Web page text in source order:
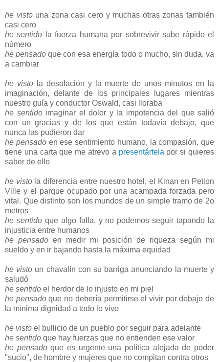
he vistouna zona casi cero y muchas otras zonas también
casi cero
he sentido la fuerza humana por sobrevivir sube rápido el
número
he pensado que con esa energía todo o mucho, sin duda, va
a cambiar
he vistola desolación y la muerte de unos minutos en la
imaginación, delante de los principales lugares mientras
nuestro guía y conductor Oswald, casi lloraba
he sentidoimaginar el dolor y la impotencia del que salió
con un gracias y de los que están todavía debajo, que
nunca las pudieron dar
he pensado en ese sentimiento humano, la compasión, que
tiene una carta que me atrevo a presentártela por si quieres
saber de ello
he vistola diferencia entre nuestro hotel, el Kinan en Petion
Ville y el parque ocupado por una acampada forzada pero
vital. Que distinto son los mundos de un simple tramo de 2o
metros
he sentidoque algo falla, y no podemos seguir tapando la
injusticia entre humanos
he pensado en medir mi posición de riqueza según mi
sueldo y en ir bajando hasta la máxima equidad
he visto un chavalín con su barriga anunciando la muerte y
saludó
he sentido el herdor de lo injusto en mi piel
he pensadoque no debería permitirse el vivir por debajo de
la mínima dignidad a todo lo vivo
he visto el bullicio de un pueblo por seguir para adelante
he sentido que hay fuerzas que no entienden ese valor
he pensadoque es urgente una política alejada de poder
"sucio", de hombre y mujeres que no compitan contra otros